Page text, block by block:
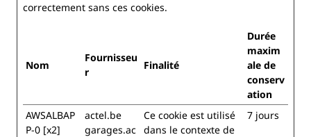
correctement sans ces cookies.
Nom
Fournisseu
r
Finalité
Durée
maxim
ale de
conserv
ation
AWSALBAP
P-0 [x2]
actel.be
garages.ac
Ce cookie est utilisé
dans le contexte de
7 jours